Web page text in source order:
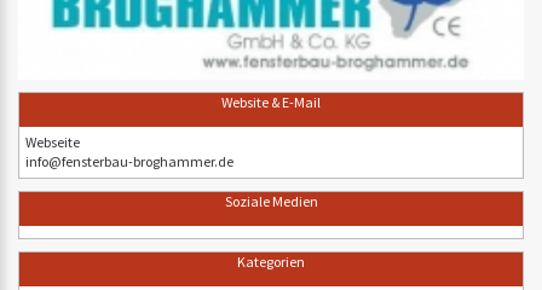
Website & E-Mail
Webseite
info@fensterbau-broghammer.de
Soziale Medien
Kategorien